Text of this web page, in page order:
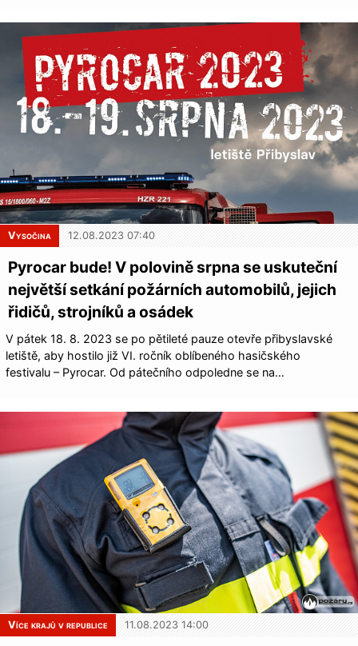
Vysočina 12.08.2023 07:40
Pyrocar bude! V polovině srpna se uskuteční
největší setkání požárních automobilů, jejich
řidičů, strojníků a osádek
V pátek 18. 8. 2023 se po pětileté pauze otevře přibyslavské
letiště, aby hostilo již VI. ročník oblíbeného hasičského
festivalu – Pyrocar. Od pátečního odpoledne se na…
Více krajů v republice 11.08.2023 14:00